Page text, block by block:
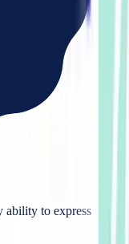
ability to express